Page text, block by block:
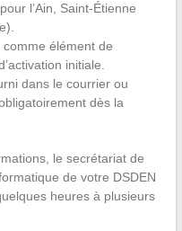
l’Ain, Saint-Étienne
élément de
initiale.
dans le courrier ou
dès la
le secrétariat de
de votre DSDEN
heures à plusieurs